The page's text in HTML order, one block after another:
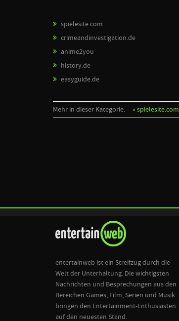
spielesite.com
crimeandinvestigation.de
anime2you
history.de
easyguide.de
Mehr in dieser Kategorie: « spielesite.com
entertainweb ist ein Streifzug durch die
Welt der Unterhaltung. Die wichtigsten
Nachrichten und Besprechungen aus den
Bereichen Games, Film, Serien und Musik
bringen den Entertainment-Enthusiasten
auf den neuesten Stand.